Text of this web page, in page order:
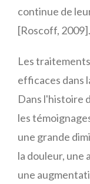
continue de
[Roscoff, 2009].
Les
efficaces dans
Dans l'histoire
les
une grande
la douleur, une
une